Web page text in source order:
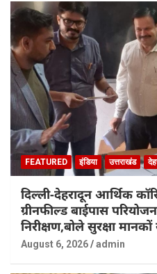
FEATURED इंडिया उत्तराखंड
दिल्ली-देहरादून आर्थिक
ग्रीनफील्ड बाईपास
निरीक्षण,बोले सुरक्षा
August 6, 2026 admin